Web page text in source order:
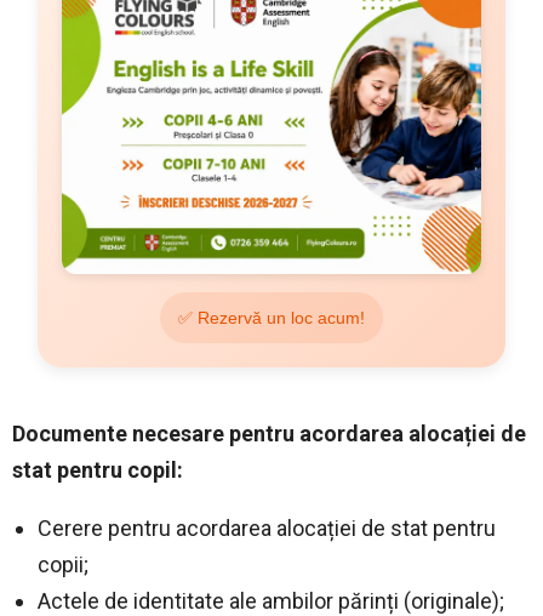
✅ Rezervă un loc acum!
Documente necesare pentru acordarea alocației de
stat pentru copil:
Cerere pentru acordarea alocației de stat pentru
copii;
Actele de identitate ale ambilor părinți (originale);